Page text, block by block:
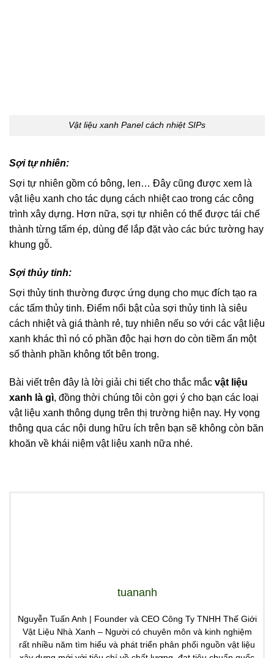
Vật liệu xanh Panel cách nhiệt SIPs
Sợi tự nhiên:
Sợi tự nhiên gồm có bông, len… Đây cũng được xem là
vật liệu xanh cho tác dụng cách nhiệt cao trong các công
trình xây dựng. Hơn nữa, sợi tự nhiên có thể được tái chế
thành từng tấm ép, dùng để lắp đặt vào các bức tường hay
khung gỗ.
Sợi thủy tinh:
Sợi thủy tinh thường được ứng dụng cho mục đích tạo ra
các tấm thủy tinh. Điểm nổi bật của sợi thủy tinh là siêu
cách nhiệt và giá thành rẻ, tuy nhiên nếu so với các vật liệu
xanh khác thì nó có phần độc hại hơn do còn tiềm ẩn một
số thành phần không tốt bên trong.
Bài viết trên đây là lời giải chi tiết cho thắc mắc vật liệu
xanh là gì, đồng thời chúng tôi còn gợi ý cho bạn các loại
vật liệu xanh thông dụng trên thị trường hiện nay. Hy vọng
thông qua các nội dung hữu ích trên bạn sẽ không còn băn
khoăn về khái niệm vật liệu xanh nữa nhé.
tuananh
Nguyễn Tuấn Anh | Founder và CEO Công Ty TNHH Thế Giới
Vật Liệu Nhà Xanh – Người có chuyên môn và kinh nghiệm
rất nhiều năm tìm hiểu và phát triển phân phối nguồn vật liệu